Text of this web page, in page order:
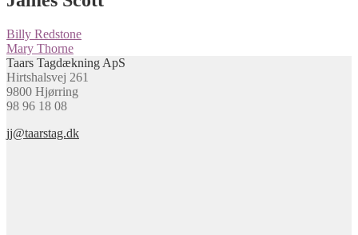
Indlægsnavigation
Forrige
indlæg:
Billy Redstone
Næste
indlæg:
Mary Thorne
Taars Tagdækning ApS
Hirtshalsvej 261
9800 Hjørring
98 96 18 08
jj@taarstag.dk